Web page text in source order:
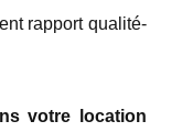
rapport qualité-
votre location